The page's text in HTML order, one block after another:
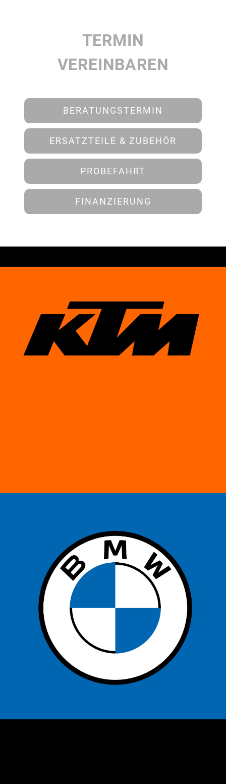
TERMIN
VEREINBAREN
BERATUNGSTERMIN
ERSATZTEILE & ZUBEHÖR
PROBEFAHRT
FINANZIERUNG